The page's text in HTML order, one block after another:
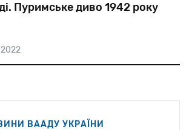
Пуримське диво 1942 року
ВААДУ УКРАЇНИ